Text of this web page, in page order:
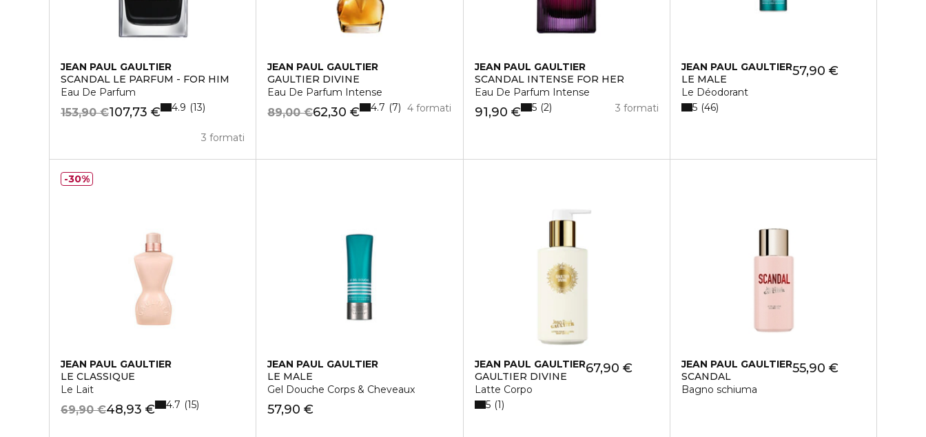
JEAN PAUL GAULTIER
SCANDAL LE PARFUM - FOR HIM
Eau De Parfum
107,73 €
153,90 €
3 formati
4.9 13
JEAN PAUL GAULTIER
GAULTIER DIVINE
Eau De Parfum Intense
62,30 €
89,00 € 4 formati
4.7 7
JEAN PAUL GAULTIER
SCANDAL INTENSE FOR HER
Eau De Parfum Intense
91,90 € 3 formati
5 2
JEAN PAUL GAULTIER
LE MALE
Le Déodorant
57,90 €
5 46
JEAN PAUL GAULTIER
LE CLASSIQUE
Le Lait
48,93 €
69,90 € 4.7 15
30%
JEAN PAUL GAULTIER
LE MALE
Gel Douche Corps & Cheveaux
57,90 €
JEAN PAUL GAULTIER
GAULTIER DIVINE
Latte Corpo
67,90 €
5 1
JEAN PAUL GAULTIER
SCANDAL
Bagno schiuma
55,90 €